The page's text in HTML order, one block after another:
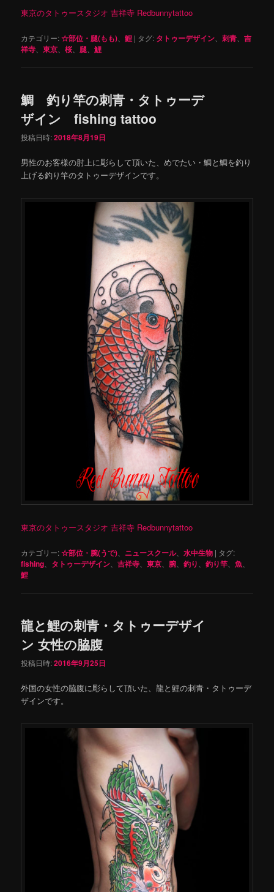
東京のタトゥースタジオ 吉祥寺 Redbunnytattoo
カテゴリー:☆部位・腿(もも) 、鯉 | タグ: タトゥーデザイン 、刺青 、吉
祥寺 、東京 、桜 腿 、鯉
鯛 釣り竿の刺青・タトゥーデ
ザイン fishing tattoo
投稿日時:2018年8月19日
男性のお客様の肘上に彫らして頂いた、めでたい・鯛と鯛を釣り
上げる釣り竿のタトゥーデザインです。
東京のタトゥースタジオ 吉祥寺 Redbunnytattoo
カテゴリー:☆部位・腕(うで) ニュースクール、水中生物 | タグ:
fishing タトゥーデザイン 、吉祥寺 、東京 腕 、釣り 、釣り竿 、魚
鯉
龍と鯉の刺青・タトゥーデザイ
ン 女性の脇腹
投稿日時:2016年9月25日
外国の女性の脇腹に彫らして頂いた、龍と鯉の刺青・タトゥーデ
ザインです。